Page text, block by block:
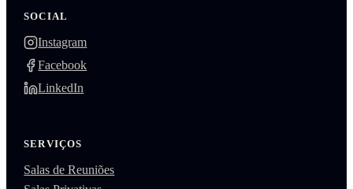
SOCIAL
Instagram
Facebook
LinkedIn
SERVIÇOS
Salas de Reuniões